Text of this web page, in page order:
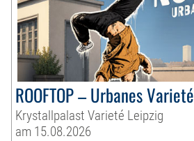
ROOFTOP – Urbanes Varieté
Krystallpalast Varieté Leipzig
am 15.08.2026